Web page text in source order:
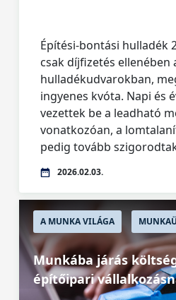
Építési-bontási hulladék
csak díjfizetés ellenében
hulladékudvarokban,
ingyenes kvóta. Napi és
vezettek be a leadható
vonatkozóan, a
pedig tovább
2026.02.03.
A MUNKA VILÁGA
Munkába járás
építőipari